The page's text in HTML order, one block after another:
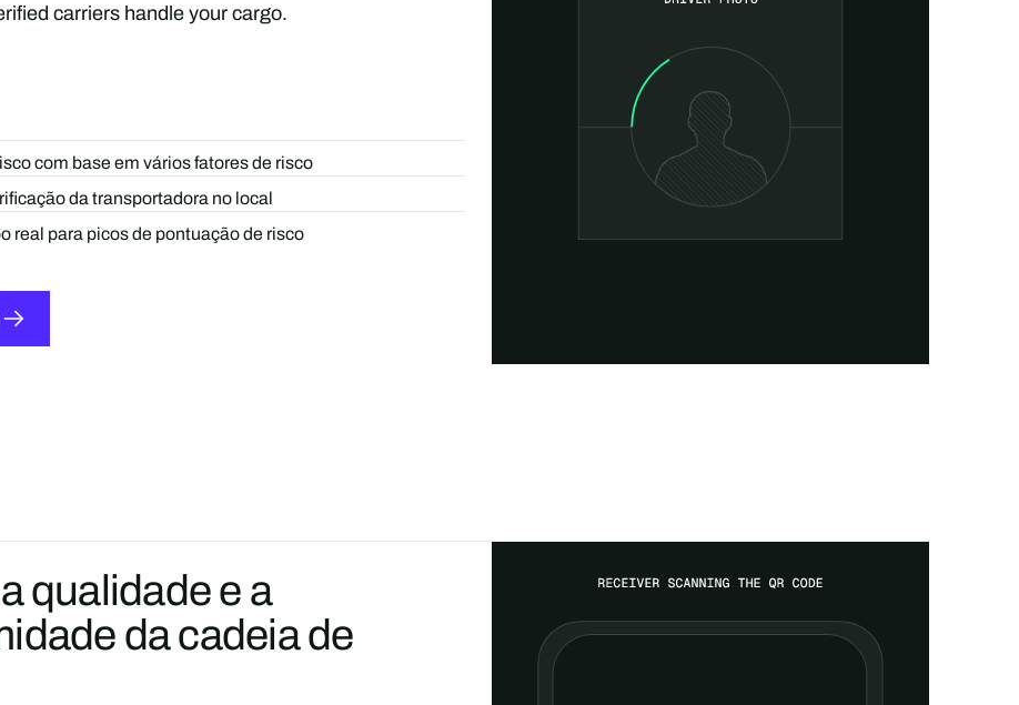
carriers handle your cargo.
com base em vários fatores de risco
da transportadora no local
real para picos de pontuação de risco
qualidade e a
da cadeia de